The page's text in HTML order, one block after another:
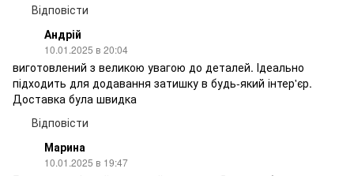
Відповісти
Андрій
10.01.2025 в 20:04
виготовлений з великою увагою до деталей. Ідеально
підходить для додавання затишку в будь-який інтер'єр.
Доставка була швидка
Відповісти
Марина
10.01.2025 в 19:47